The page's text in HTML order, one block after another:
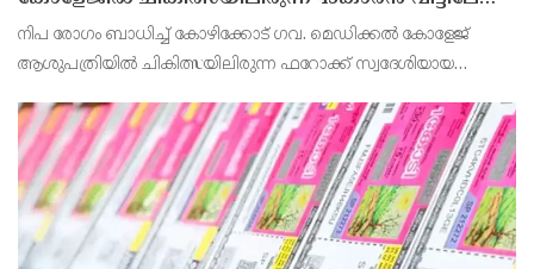
മടങ്ങി
നിപ രോഗം ബാധിച്ച് കോഴിക്കോട് ഗവ. മെഡിക്കൽ കോളേജ്
ആശുപത്രിയിൽ ചികിത്സയിലിരുന്ന ഫറോക്ക് സ്വദേശിയായ